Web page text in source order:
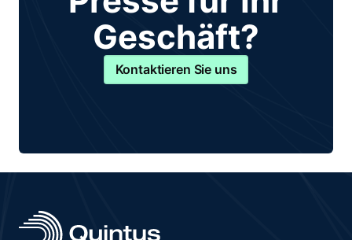
Geschäft?
Kontaktieren Sie uns